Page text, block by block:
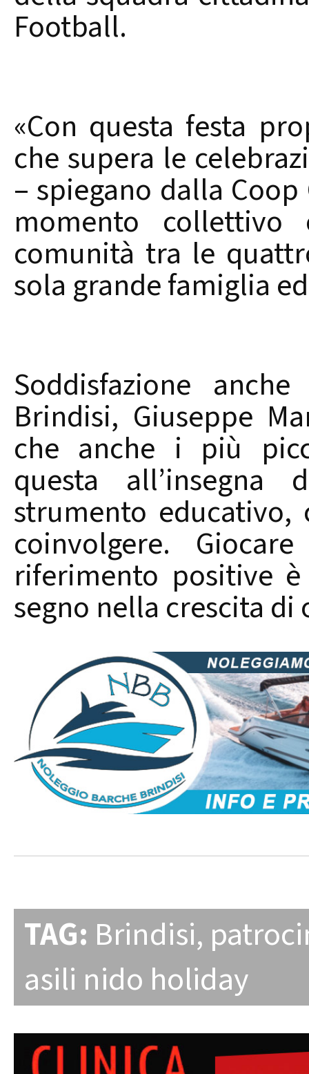
Football.
«Con questa festa
che supera le
– spiegano dalla
momento
comunità tra le
sola grande famiglia
Soddisfazione
Brindisi, Giuseppe
che anche i più
questa
strumento
coinvolgere.
riferimento positive è
segno nella crescita
TAG: Brindisi,
asili nido holiday